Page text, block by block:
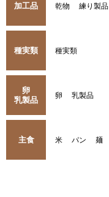
加工品 乾物 練り製品
種実類 種実類
卵
乳製品
卵 乳製品
主食 米 パン 麺